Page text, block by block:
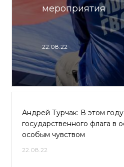
мероприятия
22.08.22
Андрей Турчак: В этом
государственного флага в
особым чувством
22.08.22